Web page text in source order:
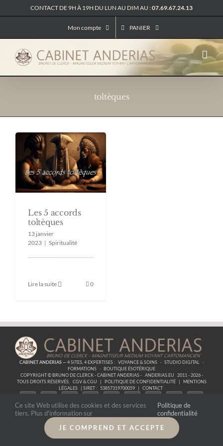
au
CONTACT DE 9H À 19H DU LUN AU DIM AU :07.69.67.24.13
Mon compte PANIER
toltèques
Les 5 accords
toltèques
13 janvier
2023 | Spiritualité
Lire la suite 0
CABINET ANDERIAS— 4 SITES, 4 EXPERTISES : VOYANCE & SOINS · STUDIO DIGITAL
·
FORMATIONS · BOUTIQUE ÉSOTÉRIQUE
COPYRIGHT © BRUNO DE CLERCK - CABINET ANDERIAS - ANDERIAS.EU
2011 - 2026 -
TOUS DROITS RÉSERVÉS.
CGV & CGU | POLITIQUE DE CONFIDENTIALITÉ |
MENTIONS
LÉGALES
| SIRET : 53857319700059 | CONTACT
Ce site Web utilise des cookies et des services
tiers. Plus d'information sur
Politique de
confidentialité
JE COMPREND ET ACCEPTE